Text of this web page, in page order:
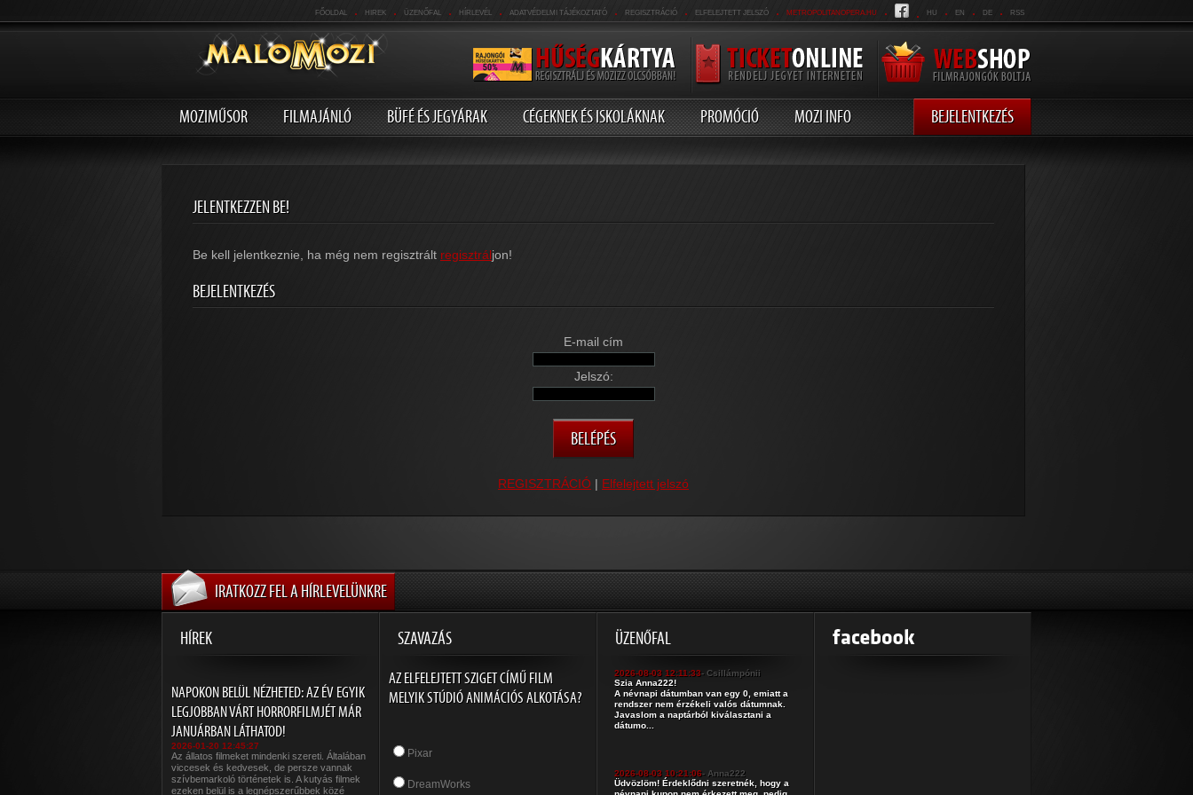
FŐOLDAL . HIREK . ÜZENŐFAL . HÍRLEVÉL . ADATVÉDELMI TÁJÉKOZTATÓ . REGISZTRÁCIÓ . ELFELEJTETT JELSZÓ . METROPOLITANOPERA.HU . . HU . EN . DE . RSS
MOZIMŰSOR FILMAJÁNLÓ BÜFÉ ÉS JEGYÁRAK CÉGEKNEK ÉS ISKOLÁKNAK PROMÓCIÓ MOZI INFO BEJELENTKEZÉS
JELENTKEZZEN BE!
Be kell jelentkeznie, ha még nem regisztrált regisztráljon!
BEJELENTKEZÉS
E-mail cím
Jelszó:
REGISZTRÁCIÓ | Elfelejtett jelszó
IRATKOZZ FEL A HÍRLEVELÜNKRE
HÍREK SZAVAZÁS ÜZENŐFAL
NAPOKON BELÜL NÉZHETED: AZ ÉV EGYIK
LEGJOBBAN VÁRT HORRORFILMJÉT MÁR
JANUÁRBAN LÁTHATOD!
2026-01-20 12:45:27
Az állatos filmeket mindenki szereti. Általában
viccesek és kedvesek, de persze vannak
szívbemarkoló történetek is. A kutyás filmek
ezeken belül is a legnépszerűbbek közé
AZ ELFELEJTETT SZIGET CÍMŰ FILM
MELYIK STÚDIÓ ANIMÁCIÓS ALKOTÁSA?
Pixar
DreamWorks
2026-08-03 12:11:33- Csillámpónii
Szia Anna222!
A névnapi dátumban van egy 0, emiatt a
rendszer nem érzékeli valós dátumnak.
Javaslom a naptárból kiválasztani a
dátumo...
2026-08-03 10:21:06- Anna222
Üdvözlöm! Érdeklődni szeretnék, hogy a